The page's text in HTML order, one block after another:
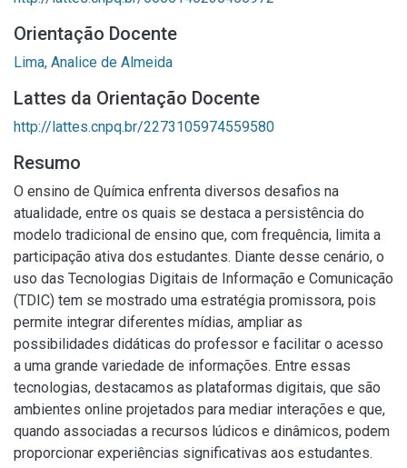
Orientação Docente
Lima, Analice de Almeida
Lattes da Orientação Docente
http://lattes.cnpq.br/2273105974559580
Resumo
O ensino de Química enfrenta diversos desafios na
atualidade, entre os quais se destaca a persistência do
modelo tradicional de ensino que, com frequência, limita a
participação ativa dos estudantes. Diante desse cenário, o
uso das Tecnologias Digitais de Informação e Comunicação
(TDIC) tem se mostrado uma estratégia promissora, pois
permite integrar diferentes mídias, ampliar as
possibilidades didáticas do professor e facilitar o acesso
a uma grande variedade de informações. Entre essas
tecnologias, destacamos as plataformas digitais, que são
ambientes online projetados para mediar interações e que,
quando associadas a recursos lúdicos e dinâmicos, podem
proporcionar experiências significativas aos estudantes.